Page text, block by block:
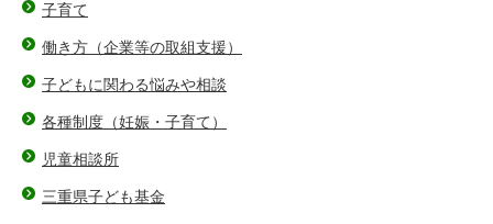
子育て
働き方（企業等の取組支援）
子どもに関わる悩みや相談
各種制度（妊娠・子育て）
児童相談所
三重県子ども基金